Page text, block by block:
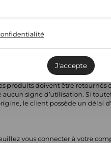
partenaire qui aura
Showroomprivé ne pourra
un délai de 14 jours
produits doivent être
signe d’utilisation. Si
le client possède un
vous connecter à votre
J'accepte